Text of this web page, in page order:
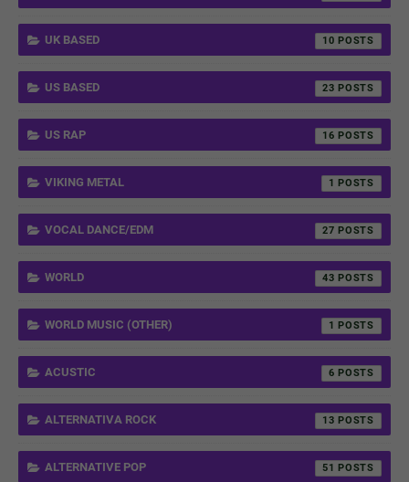
UK BASED 10
US BASED 23
US RAP 16
VIKING METAL 1
VOCAL DANCE/EDM 27
WORLD 43
WORLD MUSIC (OTHER) 1
ACUSTIC 6
ALTERNATIVA ROCK 13
ALTERNATIVE POP 51